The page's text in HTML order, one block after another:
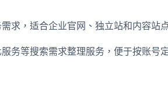
求，适合企业官网、独立站和内容站
务等搜索需求整理服务，便于按账